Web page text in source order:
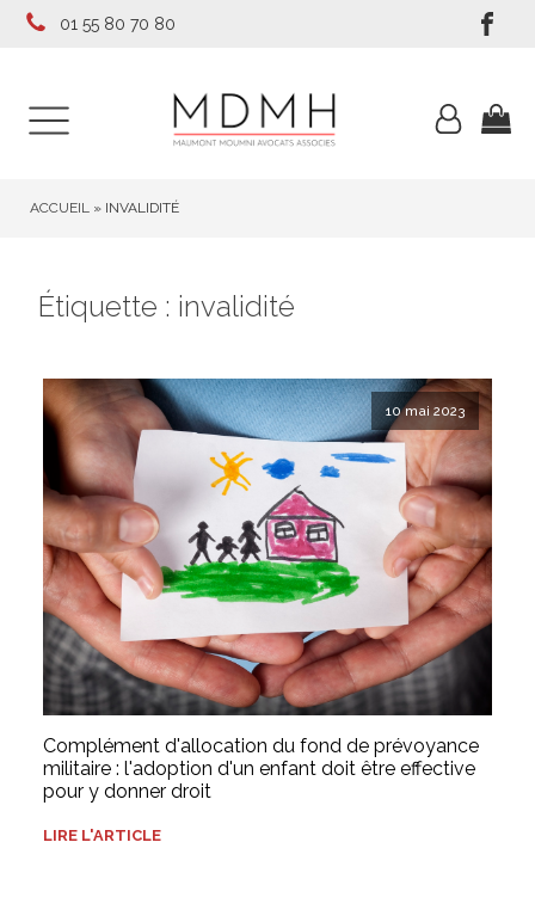
01 55 80 70 80
ACCUEIL » INVALIDITÉ
Étiquette : invalidité
10 mai 2023
Complément d'allocation du fond de prévoyance
militaire : l'adoption d'un enfant doit être effective
pour y donner droit
LIRE L'ARTICLE